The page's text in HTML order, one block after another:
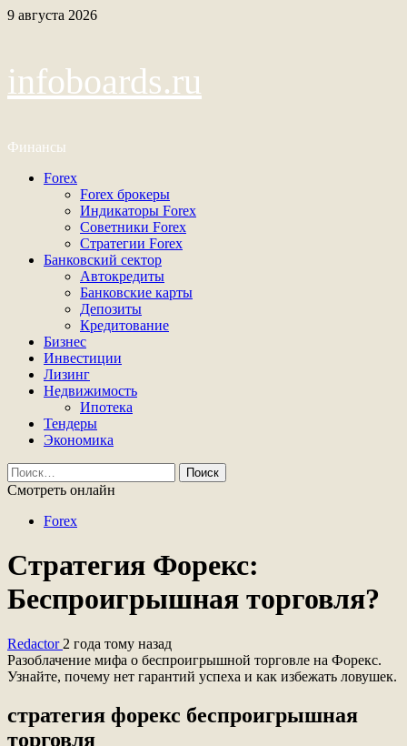
Перейти
9 августа 2026
infoboards.ru
Финансы
Основное
Forex
Forex брокеры
Индикаторы Forex
Советники Forex
Стратегии Forex
Банковский сектор
Автокредиты
Банковские карты
Депозиты
Кредитование
Бизнес
Инвестиции
Лизинг
Недвижимость
Ипотека
Тендеры
Экономика
Найти:
Смотреть онлайн
Forex
Стратегия Форекс:
Беспроигрышная торговля?
Redactor 2 года тому назад
Разоблачение мифа о беспроигрышной торговле на Форекс.
Узнайте, почему нет гарантий успеха и как избежать ловушек.
стратегия форекс беспроигрышная
торговля